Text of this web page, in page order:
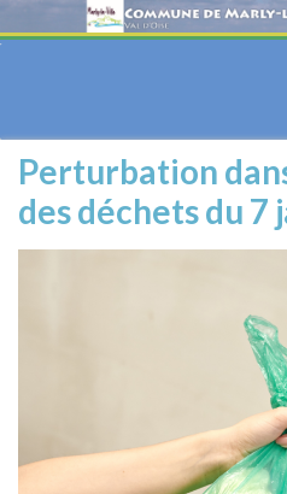
Perturbation
des déchets du 7